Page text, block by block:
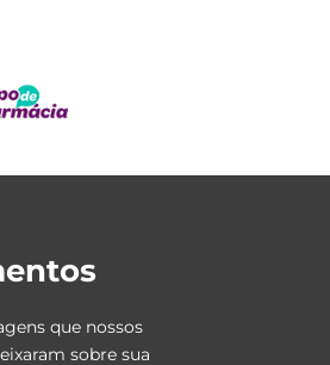
que nossos
sobre sua